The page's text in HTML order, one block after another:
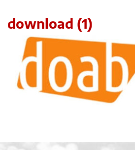
download (1)